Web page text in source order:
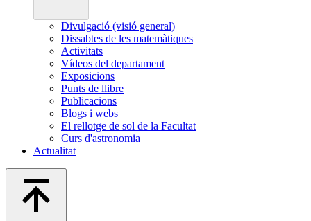
Divulgació (visió general)
Dissabtes de les matemàtiques
Activitats
Vídeos del departament
Exposicions
Punts de llibre
Publicacions
Blogs i webs
El rellotge de sol de la Facultat
Curs d'astronomia
Actualitat